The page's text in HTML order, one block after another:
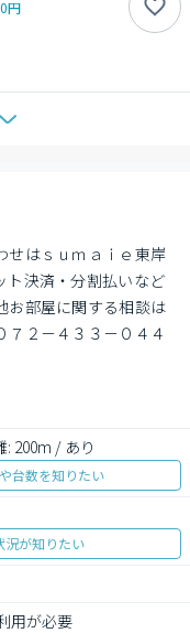
円
はｓｕｍａｉｅ東岸
ト決済・分割払いなど
お部屋に関する相談は
７２－４３３－０４４
: 200m / あり
台数を知りたい
況が知りたい
用が必要